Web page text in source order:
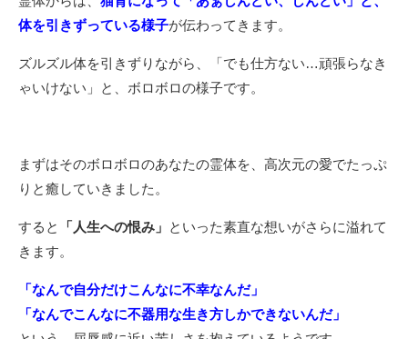
体を引きずっている様子が伝わってきます。
ズルズル体を引きずりながら、「でも仕方ない…頑張らなき
ゃいけない」と、ボロボロの様子です。
まずはそのボロボロのあなたの霊体を、高次元の愛でたっぷ
りと癒していきました。
すると 「人生への恨み」 といった素直な想いがさらに溢れて
きます。
「なんで自分だけこんなに不幸なんだ」
「なんでこんなに不器用な生き方しかできないんだ」